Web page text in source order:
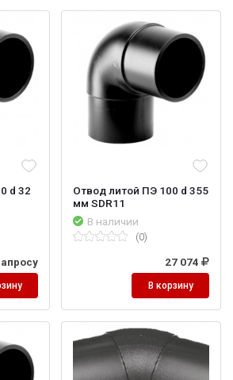
d 32
Отвод литой ПЭ 100 d 355
мм SDR11
В наличии
(0)
27 074
В корзину